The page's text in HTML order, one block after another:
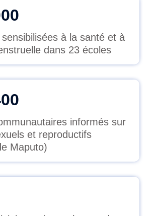
à la santé et à
dans 23 écoles
informés sur
et reproductifs
Maputo)